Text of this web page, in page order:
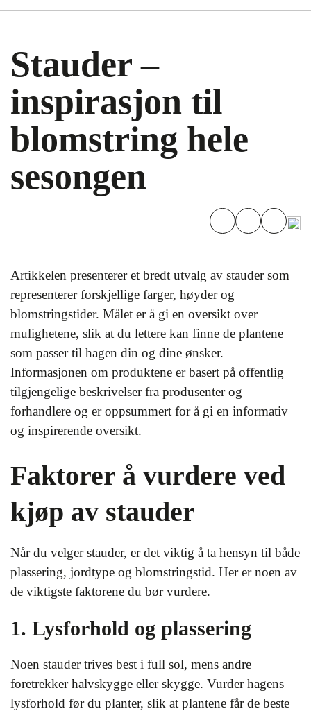
Stauder –
inspirasjon til
blomstring hele
sesongen
Artikkelen presenterer et bredt utvalg av stauder som
representerer forskjellige farger, høyder og
blomstringstider. Målet er å gi en oversikt over
mulighetene, slik at du lettere kan finne de plantene
som passer til hagen din og dine ønsker.
Informasjonen om produktene er basert på offentlig
tilgjengelige beskrivelser fra produsenter og
forhandlere og er oppsummert for å gi en informativ
og inspirerende oversikt.
Faktorer å vurdere ved
kjøp av stauder
Når du velger stauder, er det viktig å ta hensyn til både
plassering, jordtype og blomstringstid. Her er noen av
de viktigste faktorene du bør vurdere.
1. Lysforhold og plassering
Noen stauder trives best i full sol, mens andre
foretrekker halvskygge eller skygge. Vurder hagens
lysforhold før du planter, slik at plantene får de beste